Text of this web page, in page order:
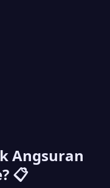
Angsuran
📋